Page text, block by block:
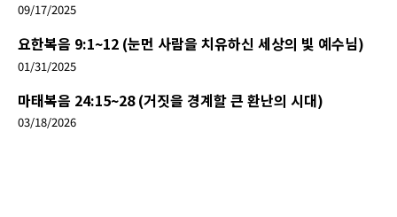
09/17/2025
요한복음 9:1~12 (눈먼 사람을 치유하신 세상의 빛 예수님)
01/31/2025
마태복음 24:15~28 (거짓을 경계할 큰 환난의 시대)
03/18/2026